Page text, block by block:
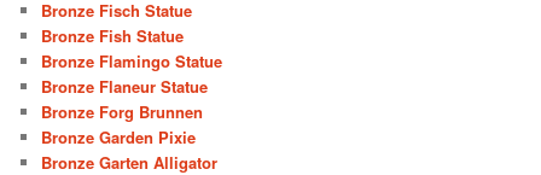
Bronze Fisch Statue
Bronze Fish Statue
Bronze Flamingo Statue
Bronze Flaneur Statue
Bronze Forg Brunnen
Bronze Garden Pixie
Bronze Garten Alligator